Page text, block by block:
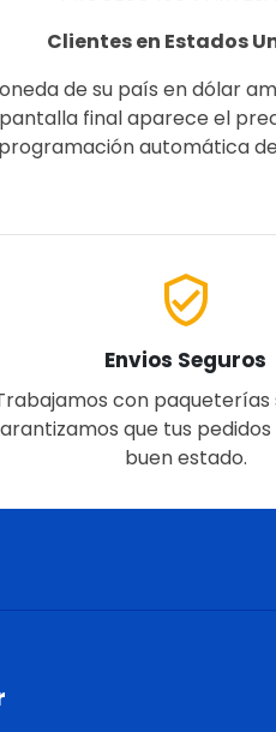
Clientes en Estados
de su país en dólar
final aparece el
programación automática
verified_user
Envios Seguros
con paqueterías
que tus
buen estado.